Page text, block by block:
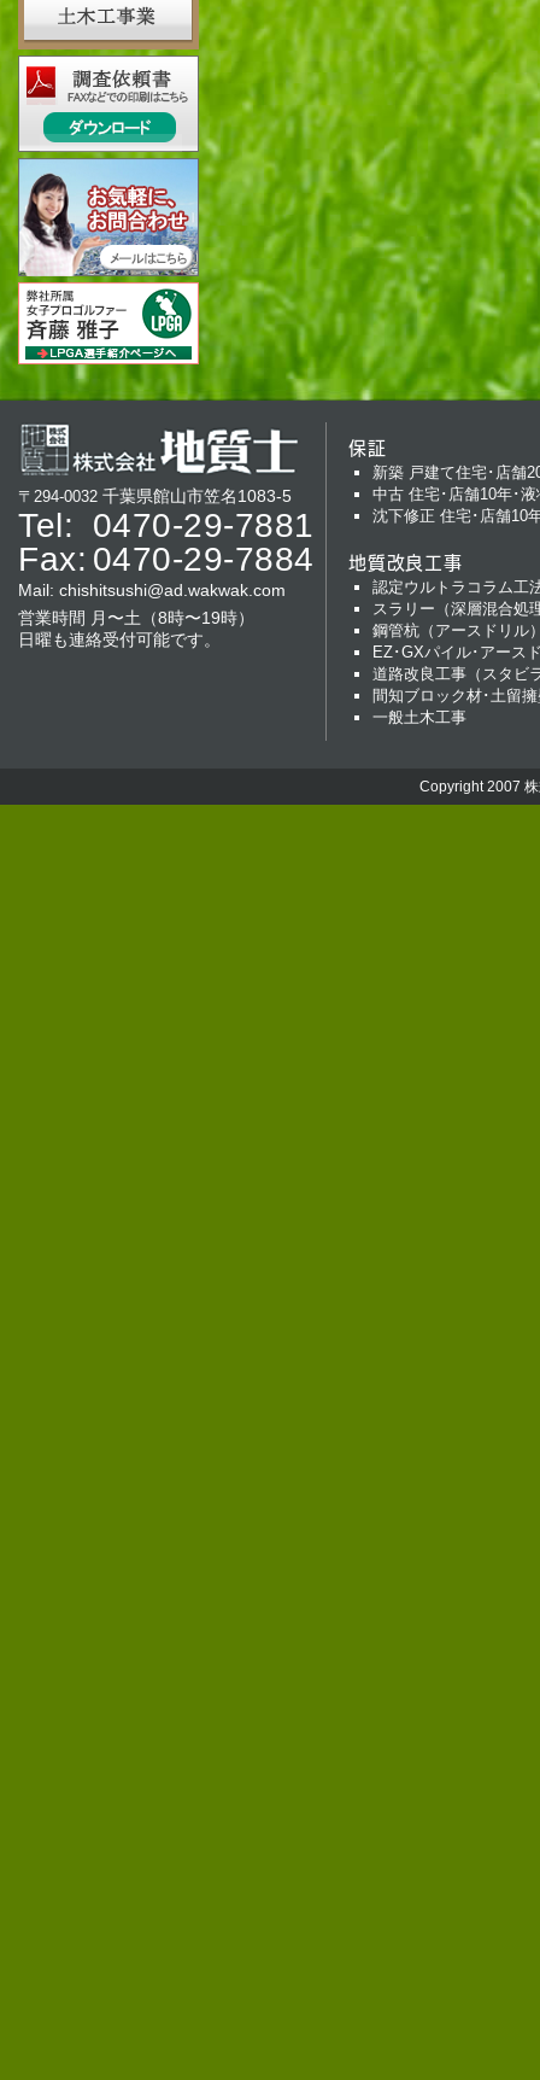
〒294-0032 千葉県館山市笠名1083-5
Tel:
0470-29-7881
Fax: 0470-29-7884
Mail: chishitsushi@ad.wakwak.com
営業時間 月〜土（8時〜19時）
日曜も連絡受付可能です。
保証
新築 戸建て住宅･店舗
中古 住宅･店舗10年･液
沈下修正 住宅･店舗10
地質改良工事
認定ウルトラコラム工
スラリー（深層混合処
鋼管杭（アースドリル
EZ･GXパイル･アース
道路改良工事（スタビ
間知ブロック材･土留
一般土木工事
Copyright 2007